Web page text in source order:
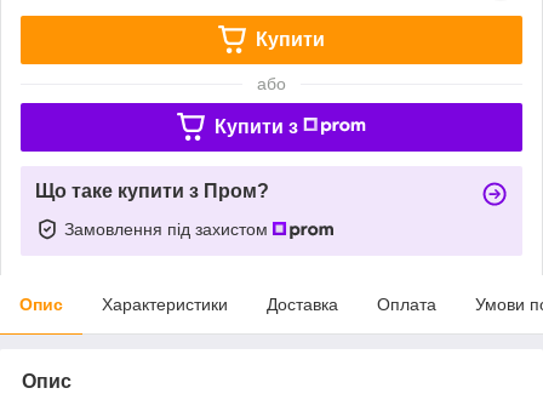
Купити
або
Купити з
Що таке купити з Пром?
Замовлення під захистом
Опис Характеристики Доставка Оплата Умови
Опис